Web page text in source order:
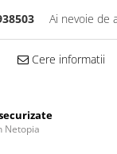
Ai nevoie de
Cere informatii
Netopia